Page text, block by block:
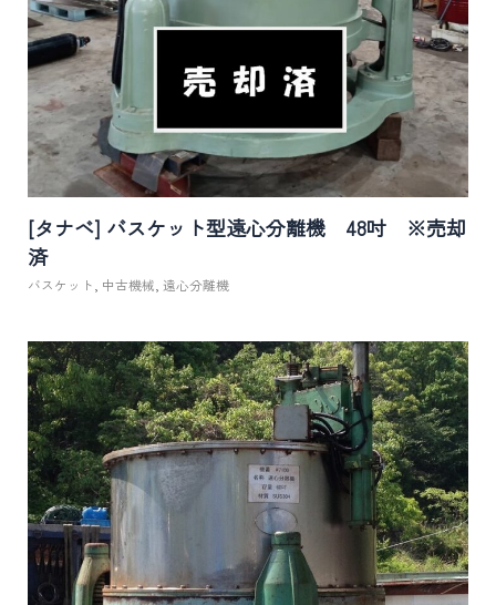
[タナベ] バスケット型遠心分離機 48吋 ※売却
済
バスケット 中古機械 遠心分離機